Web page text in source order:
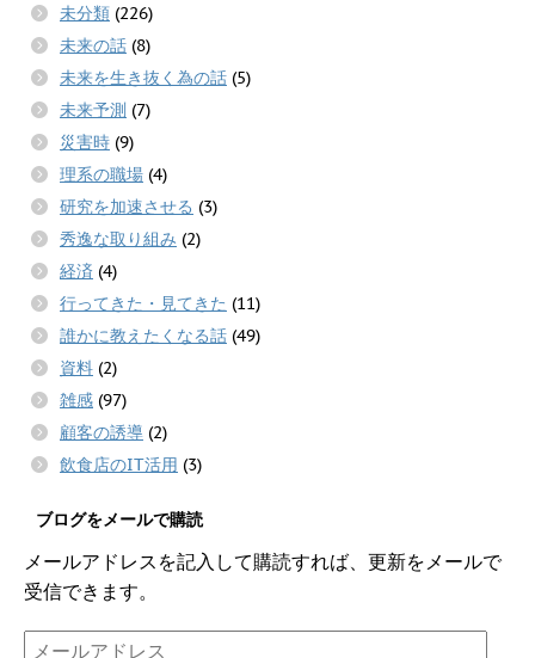
未分類 (226)
未来の話 (8)
未来を生き抜く為の話 (5)
未来予測 (7)
災害時 (9)
理系の職場 (4)
研究を加速させる (3)
秀逸な取り組み (2)
経済 (4)
行ってきた・見てきた (11)
誰かに教えたくなる話 (49)
資料 (2)
雑感 (97)
顧客の誘導 (2)
飲食店のIT活用 (3)
ブログをメールで購読
メールアドレスを記入して購読すれば、更新をメールで
受信できます。
メ